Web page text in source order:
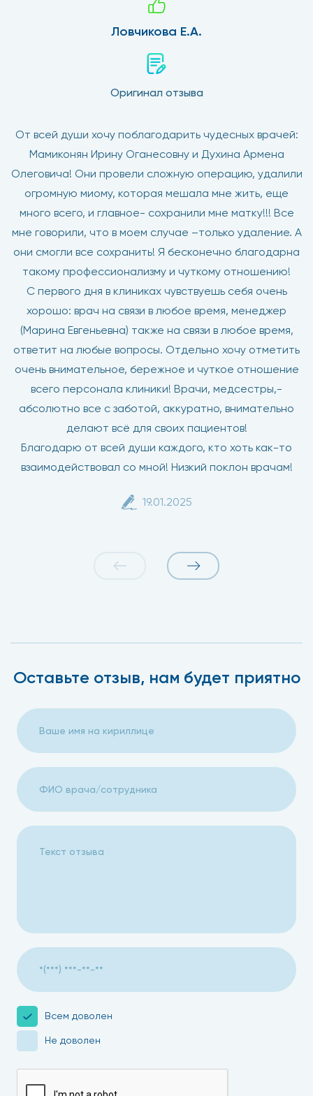
Ловчикова Е.А.
Оригинал отзыва
От всей души хочу поблагодарить чудесных врачей:
Мамиконян Ирину Оганесовну и Духина Армена
Олеговича! Они провели сложную операцию, удалили
огромную миому, которая мешала мне жить, еще
много всего, и главное- сохранили мне матку!!! Все
мне говорили, что в моем случае –только удаление. А
они смогли все сохранить! Я бесконечно благодарна
такому профессионализму и чуткому отношению!
С первого дня в клиниках чувствуешь себя очень
хорошо: врач на связи в любое время, менеджер
(Марина Евгеньевна) также на связи в любое время,
ответит на любые вопросы. Отдельно хочу отметить
очень внимательное, бережное и чуткое отношение
всего персонала клиники! Врачи, медсестры,-
абсолютно все с заботой, аккуратно, внимательно
делают всё для своих пациентов!
Благодарю от всей души каждого, кто хоть как-то
взаимодействовал со мной! Низкий поклон врачам!
19.01.2025
Оставьте отзыв, нам будет приятно
Всем доволен
Не доволен